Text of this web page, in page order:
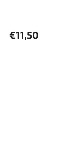
€11,50